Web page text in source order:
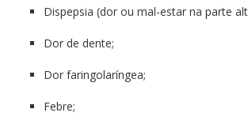
Dispepsia (dor ou mal-estar na parte
Dor de dente;
Dor faringolaríngea;
Febre;